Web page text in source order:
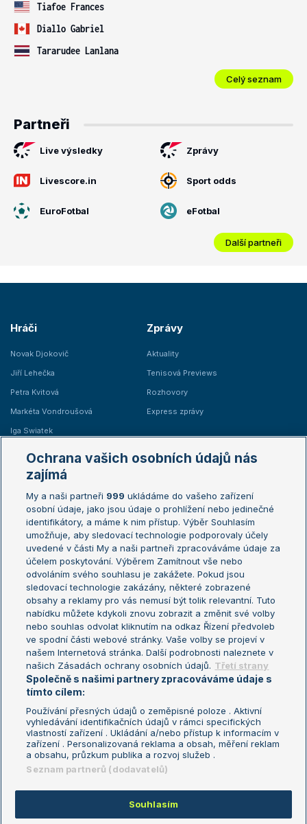
Tiafoe Frances
Diallo Gabriel
Tararudee Lanlana
Celý seznam
Partneři
Live výsledky Zprávy
Livescore.in Sport odds
EuroFotbal eFotbal
Další partneři
Hráči
Novak Djokovič
Jiří Lehečka
Petra Kvitová
Markéta Vondroušová
Iga Swiatek
Zprávy
Aktuality
Tenisová Previews
Rozhovory
Express zprávy
Žebříčky
Žebříček ATP (muži)
Žebříček WTA (ženy)
Sázkařský žebříček
Australian Open
French Open
Wimbledon
US Open
Turnaj mistrů
Turnaj mistryň
Aktualní trendy
Fotbalové přestupy
Livesport Daily
LS Prague Open
Podmínky užití
Nastavení soukromí
GDPR a žurnalistika
Reklama
Kontakt
Informace o zpracování osobních
údajů
Copyright © 2008-2026 TenisPortal.cz. Využíváme zpravodajství ČTK.
Ochrana vašich osobních údajů nás
zajímá
My a naši partneři 999 ukládáme do vašeho zařízení
osobní údaje, jako jsou údaje o prohlížení nebo jedinečné
identifikátory, a máme k nim přístup. Výběr Souhlasím
umožňuje, aby sledovací technologie podporovaly účely
uvedené v části My a naši partneři zpracováváme údaje za
účelem poskytování. Výběrem Zamítnout vše nebo
odvoláním svého souhlasu je zakážete. Pokud jsou
sledovací technologie zakázány, některé zobrazené
obsahy a reklamy pro vás nemusí být tolik relevantní. Tuto
nabídku můžete kdykoli znovu zobrazit a změnit své volby
nebo souhlas odvolat kliknutím na odkaz Řízení předvoleb
ve spodní části webové stránky. Vaše volby se projeví v
našem Internetová stránka. Další podrobnosti naleznete v
našich Zásadách ochrany osobních údajů. Třetí strany
Společně s našimi partnery zpracováváme údaje s
tímto cílem:
Používání přesných údajů o zeměpisné poloze . Aktivní
vyhledávání identifikačních údajů v rámci specifických
vlastností zařízení . Ukládání a/nebo přístup k informacím v
zařízení . Personalizovaná reklama a obsah, měření reklam
a obsahu, průzkum publika a rozvoj služeb .
Seznam partnerů (dodavatelů)
Souhlasím